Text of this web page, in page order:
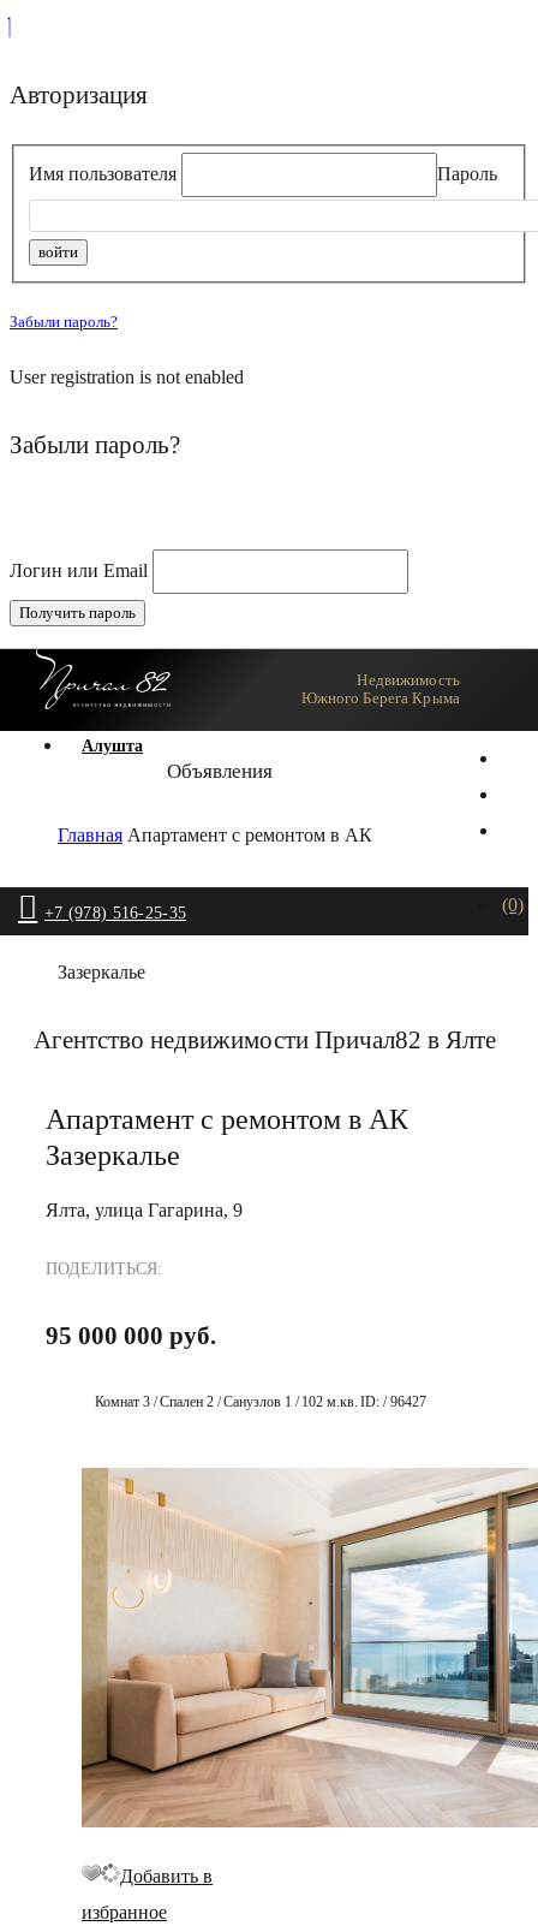
Авторизация
Имя пользователя Пароль
Забыли пароль?
User registration is not enabled
Забыли пароль?
Логин или Email
Ялта
Алушта
+7 (978) 516-25-35 (0)
Недвижимость
Южного Берега Крыма
Объявления
Главная Апартамент с ремонтом в АК
Зазеркалье
Агентство недвижимости Причал82 в Ялте
Апартамент с ремонтом в АК
Зазеркалье
Ялта, улица Гагарина, 9
ПОДЕЛИТЬСЯ:
95 000 000 руб.
Комнат 3 /Спален 2 /Санузлов 1 / 102 м.кв. ID: / 96427
Добавить в
избранное